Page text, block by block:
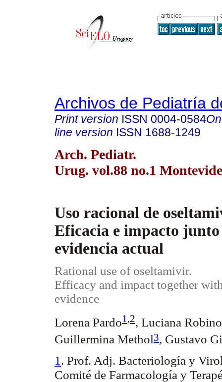
Archivos de Pediatría
Print version ISSN 0004-0584
line version ISSN 1688-1249
Arch. Pediatr.
Urug. vol.88 no.1
Uso racional de
Eficacia e impacto
evidencia actual
Rational use of oseltamivir.
Efficacy and impact together
evidence
Lorena Pardo1 ,2, Luciana Robino
Guillermina Methol3, Gustavo
1 . Prof. Adj. Bacteriología y
Comité de Farmacología y